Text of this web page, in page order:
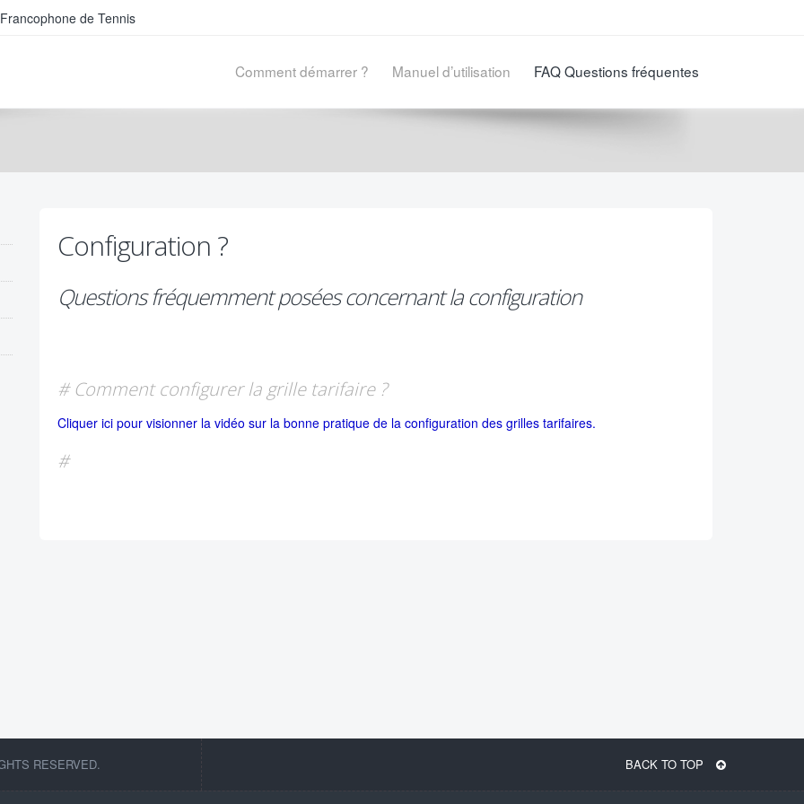
de Tennis
Comment démarrer ? Manuel d’utilisation FAQ Questions fréquentes
Configuration ?
Questions fréquemment posées concernant la configuration
# Comment configurer la grille tarifaire ?
Cliquer ici pour visionner la vidéo sur la bonne pratique de la configuration des grilles tarifaires.
#
RESERVED. BACK TO TOP